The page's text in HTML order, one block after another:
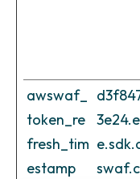
awswaf_
token_re
fresh_tim
estamp